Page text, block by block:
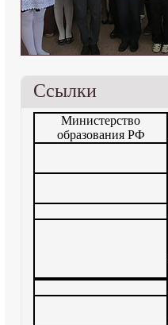
Ссылки
Министерство
образования РФ